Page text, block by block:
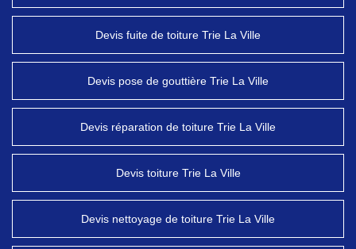
Devis fuite de toiture Trie La Ville
Devis pose de gouttière Trie La Ville
Devis réparation de toiture Trie La Ville
Devis toiture Trie La Ville
Devis nettoyage de toiture Trie La Ville